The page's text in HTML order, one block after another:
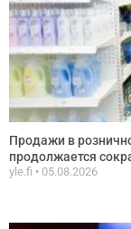
Продажи в
продолжается
yle.fi 05.08.2026